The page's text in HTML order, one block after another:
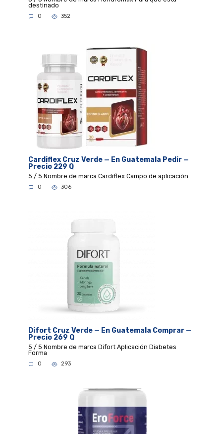
destinado
0 352
Cardiflex Cruz Verde — En Guatemala Pedir —
Precio 229 Q
5 / 5 Nombre de marca Cardiflex Campo de aplicación
0 306
Difort Cruz Verde — En Guatemala Comprar —
Precio 269 Q
5 / 5 Nombre de marca Difort Aplicación Diabetes
Forma
0 293